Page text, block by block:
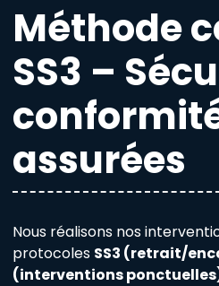
Méthode
SS3 –
assurées
Nous réalisons nos
protocoles SS3 (retrait/
(interventions